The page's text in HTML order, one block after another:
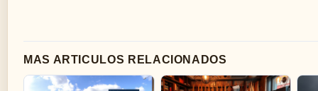
MAS ARTICULOS RELACIONADOS